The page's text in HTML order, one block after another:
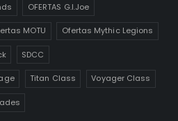
OFERTAS G.I.Joe
MOTU Ofertas Mythic Legions
SDCC
Titan Class Voyager Class